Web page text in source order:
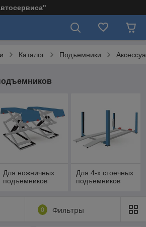
Каталог Подъемники
Для ножничных
подъемников
Для 4-х стоечных
подъемников
0 Фильтры